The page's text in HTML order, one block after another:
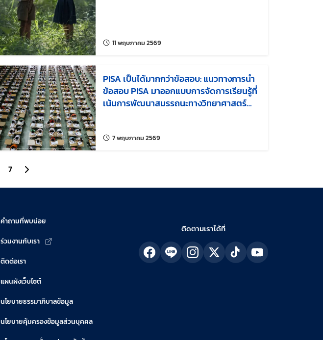
11 พฤษภาคม 2569
PISA เป็นได้มากกว่าข้อสอบ: แนวทางการนำ
ข้อสอบ PISA มาออกแบบการจัดการเรียนรู้ที่
เน้นการพัฒนาสมรรถนะทางวิทยาศาสตร์
7 พฤษภาคม 2569
7 ไปยังหน้าถัดไป
คำถามที่พบบ่อย
ร่วมงานกับเรา
ติดต่อเรา
แผนผังเว็บไซต์
นโยบายธรรมาภิบาลข้อมูล
นโยบายคุ้มครองข้อมูลส่วนบุคคล
ติดตามเราได้ที่